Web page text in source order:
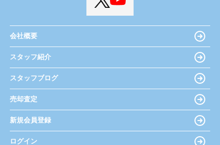
会社概要
スタッフ紹介
スタッフブログ
売却査定
新規会員登録
ログイン